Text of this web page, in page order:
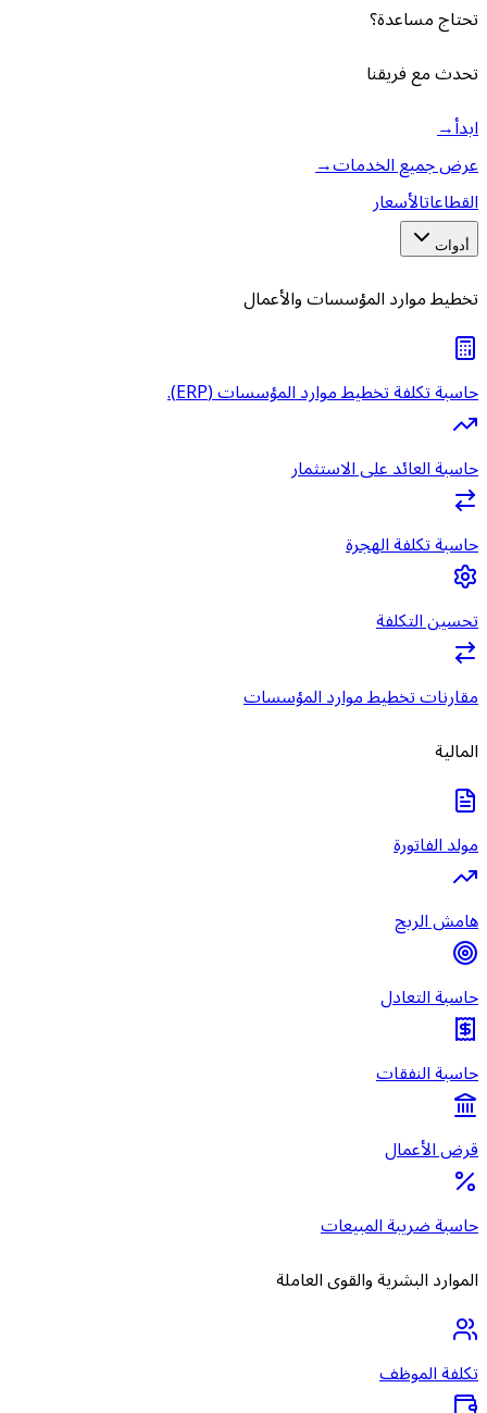
تحتاج مساعدة؟
تحدث مع فريقنا
ابدأ→
عرض جميع الخدمات→
القطاعاتالأسعار
أدوات
تخطيط موارد المؤسسات والأعمال
حاسبة تكلفة تخطيط موارد المؤسسات (ERP).
حاسبة العائد على الاستثمار
حاسبة تكلفة الهجرة
تحسين التكلفة
مقارنات تخطيط موارد المؤسسات
المالية
مولد الفاتورة
هامش الربح
حاسبة التعادل
حاسبة النفقات
قرض الأعمال
حاسبة ضريبة المبيعات
الموارد البشرية والقوى العاملة
تكلفة الموظف